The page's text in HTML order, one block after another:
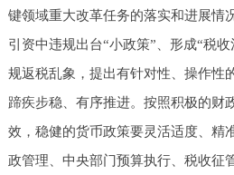
键领域重大改革任务的落实和进展情
引资中违规出台“小政策”、形成“税
规返税乱象，提出有针对性、操作性
蹄疾步稳、有序推进。按照积极的财
效，稳健的货币政策要灵活适度、精
政管理、中央部门预算执行、税收征